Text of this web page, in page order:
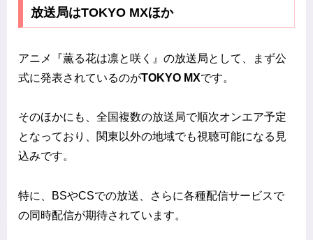
放送局はTOKYO MXほか
アニメ『薫る花は凛と咲く』の放送局として、まず公
式に発表されているのがTOKYO MXです。
そのほかにも、全国複数の放送局で順次オンエア予定
となっており、関東以外の地域でも視聴可能になる見
込みです。
特に、BSやCSでの放送、さらに各種配信サービスで
の同時配信が期待されています。